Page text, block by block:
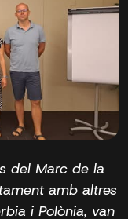
del Marc de la
amb altres
i Polònia, van